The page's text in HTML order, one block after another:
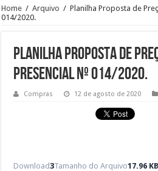
Home / Arquivo / Planilha Proposta de
014/2020.
Planilha Proposta de
Presencial Nº 014/2020.
Compras 12 de agosto de 2020
Download3Tamanho do Arquivo17.96 KB